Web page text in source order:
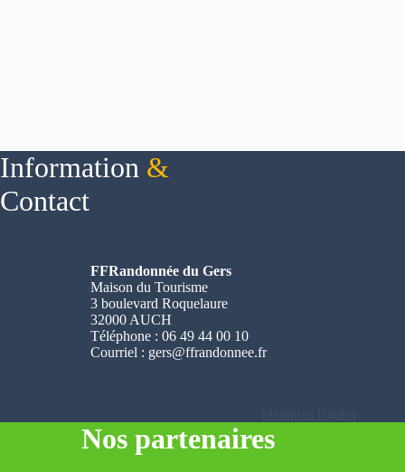
Information &
Contact
FFRandonnée du Gers
Maison du Tourisme
3 boulevard Roquelaure
32000 AUCH
Téléphone : 06 49 44 00 10
Courriel : gers@ffrandonnee.fr
Nos partenaires